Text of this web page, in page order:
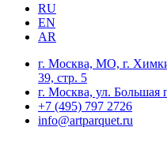
RU
EN
AR
г. Москва, МО, г.
39, стр. 5
г. Москва, ул. Большая
+7 (495) 797 2726
info@artparquet.ru